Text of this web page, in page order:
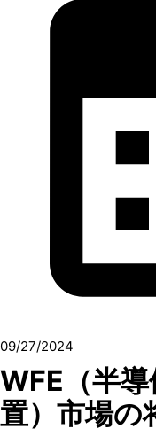
09/27/2024
WFE（半
置）市場の